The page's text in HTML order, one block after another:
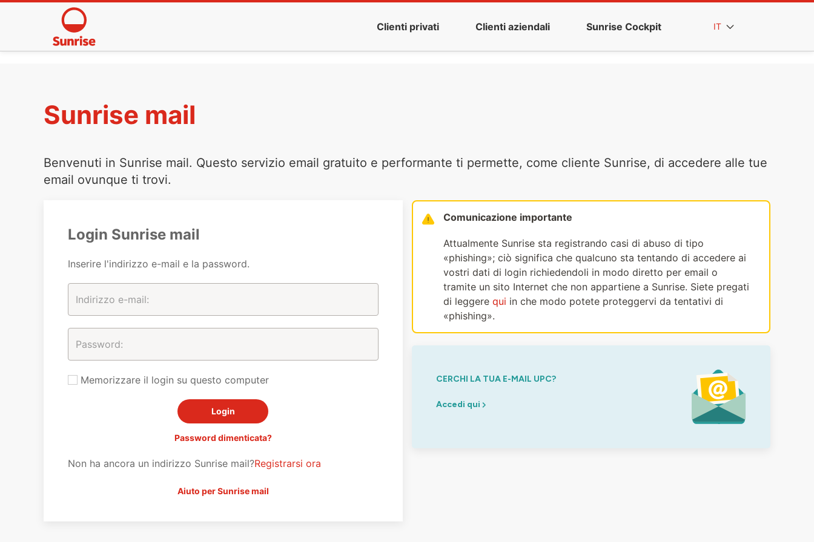
Clienti privati Clienti aziendali Sunrise Cockpit IT
Sunrise mail
Benvenuti in Sunrise mail. Questo servizio email gratuito e performante ti permette, come cliente Sunrise, di accedere alle tue
email ovunque ti trovi.
Login Sunrise mail
Inserire l'indirizzo e-mail e la password.
Memorizzare il login su questo computer
Password dimenticata?
Non ha ancora un indirizzo Sunrise mail?Registrarsi ora
Aiuto per Sunrise mail
Comunicazione importante
Attualmente Sunrise sta registrando casi di abuso di tipo
«phishing»; ciò significa che qualcuno sta tentando di accedere ai
vostri dati di login richiedendoli in modo diretto per email o
tramite un sito Internet che non appartiene a Sunrise. Siete pregati
di leggere qui in che modo potete proteggervi da tentativi di
«phishing».
CERCHI LA TUA E-MAIL UPC?
Accedi qui